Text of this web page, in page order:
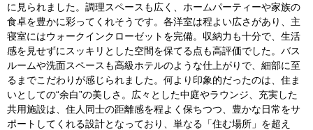
に見られました。調理スペースも広く、ホームパーティーや家族の
食卓を豊かに彩ってくれそうです。各洋室は程よい広さがあり、主
寝室にはウォークインクローゼットを完備。収納力も十分で、生活
感を見せずにスッキリとした空間を保てる点も高評価でした。バス
ルームや洗面スペースも高級ホテルのような仕上がりで、細部に至
るまでこだわりが感じられました。何より印象的だったのは、住ま
いとしての“余白”の美しさ。広々とした中庭やラウンジ、充実した
共用施設は、住人同士の距離感を程よく保ちつつ、豊かな日常をサ
ポートしてくれる設計となっており、単なる「住む場所」を超え